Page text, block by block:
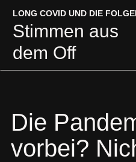
LONG COVID UND DIE
Stimmen aus
dem Off
LONG COVID UND DIE
Stimmen aus
dem Off
Die
vorbei?